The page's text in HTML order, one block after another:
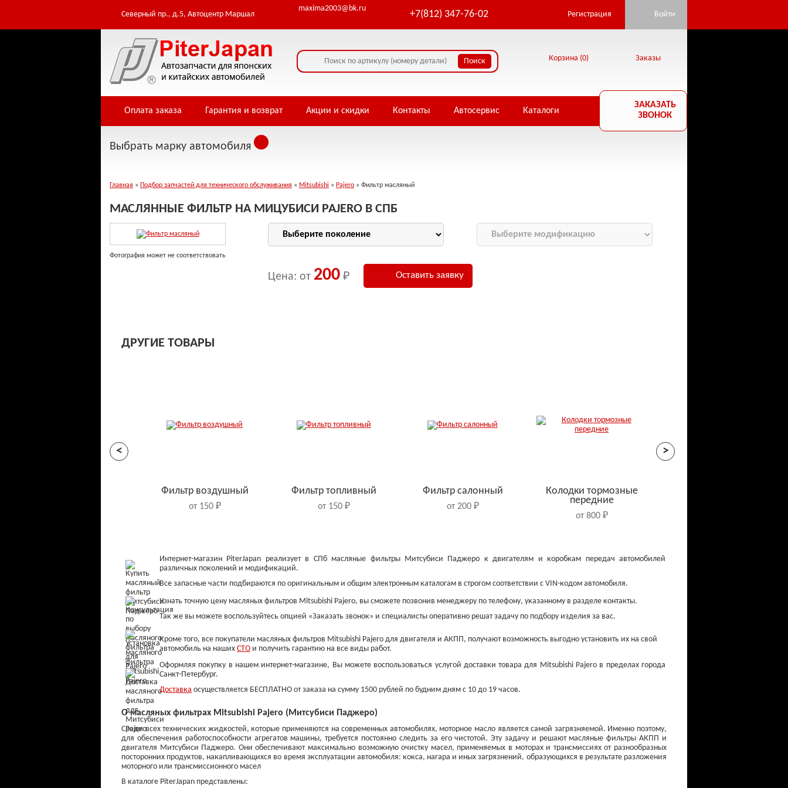
Северный пр., д.5, Автоцентр Маршал
maxima2003@bk.ru
+7(812) 347-76-02 Регистрация Войти
Заказы
Корзина (0)
Оплата заказа Гарантия и возврат Акции и скидки Контакты Автосервис Каталоги
ЗАКАЗАТЬ
ЗВОНОК
Выбрать марку автомобиля
Главная » Подбор запчастей для технического обслуживания » Mitsubishi » Pajero » Фильтр масляный
МАСЛЯННЫЕ ФИЛЬТР НА МИЦУБИСИ PAJERO В СПБ
Фотография может не соответствовать
Цена: от 200 ₽ Оставить заявку
ДРУГИЕ ТОВАРЫ
<
Фильтр воздушный
от 150 ₽
Фильтр топливный
от 150 ₽
Фильтр салонный
от 200 ₽
Колодки тормозные
передние
от 800 ₽
Колодки тормозные
задние
от 900 ₽
Диски тормозные
от 1 200 ₽
Свечи накаливания Свечи зажигания
>
Интернет-магазин PiterJapan реализует в СПб масляные фильтры Митсубиси Паджеро к двигателям и коробкам передач автомобилей
различных поколений и модификаций.
Все запасные части подбираются по оригинальным и общим электронным каталогам в строгом соответствии с VIN-кодом автомобиля.
Узнать точную цену масляных фильтров Mitsubishi Pajero, вы сможете позвонив менеджеру по телефону, указанному в разделе контакты.
Так же вы можете воспользуйтесь опцией «Заказать звонок» и специалисты оперативно решат задачу по подбору изделия за вас.
Кроме того, все покупатели масляных фильтров Mitsubishi Pajero для двигателя и АКПП, получают возможность выгодно установить их на свой
автомобиль на наших СТО и получить гарантию на все виды работ.
Оформляя покупку в нашем интернет-магазине, Вы можете воспользоваться услугой доставки товара для Mitsubishi Pajero в пределах города
Санкт-Петербург.
Доставка осуществляется БЕСПЛАТНО от заказа на сумму 1500 рублей по будним дням с 10 до 19 часов.
О масляных фильтрах Mitsubishi Pajero (Митсубиси Паджеро)
Среди всех технических жидкостей, которые применяются на современных автомобилях, моторное масло является самой загрязняемой. Именно поэтому,
для обеспечения работоспособности агрегатов машины, требуется постоянно следить за его чистотой. Эту задачу и решают масляные фильтры АКПП и
двигателя Митсубиси Паджеро. Они обеспечивают максимально возможную очистку масел, применяемых в моторах и трансмиссиях от разнообразных
посторонних продуктов, накапливающихся во время эксплуатации автомобиля: кокса, нагара и иных загрязнений, образующихся в результате разложения
моторного или трансмиссионного масел
В каталоге PiterJapan представлены: